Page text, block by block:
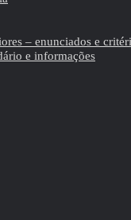
– enunciados e
e informações